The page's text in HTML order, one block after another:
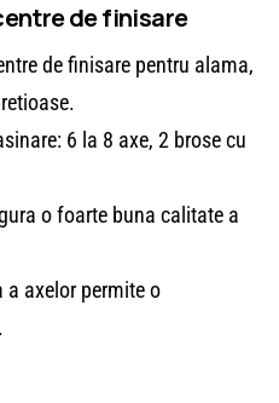
de finisare
de finisare pentru alama,
6 la 8 axe, 2 brose cu
o foarte buna calitate a
a axelor permite o